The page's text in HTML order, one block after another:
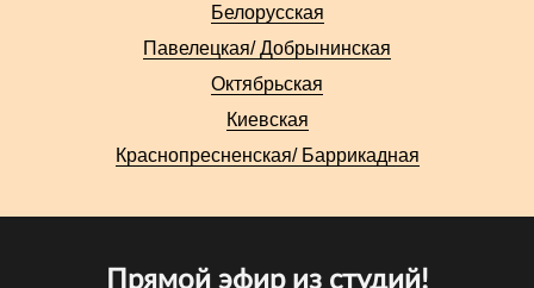
Белорусская
Павелецкая/ Добрынинская
Октябрьская
Киевская
Краснопресненская/ Баррикадная